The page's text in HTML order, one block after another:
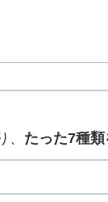
たった7種